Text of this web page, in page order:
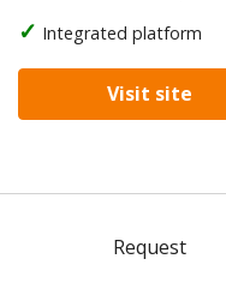
Integrated platform
Visit site
Request